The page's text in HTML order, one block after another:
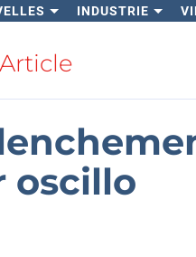
INDUSTRIE
Article
oscillo